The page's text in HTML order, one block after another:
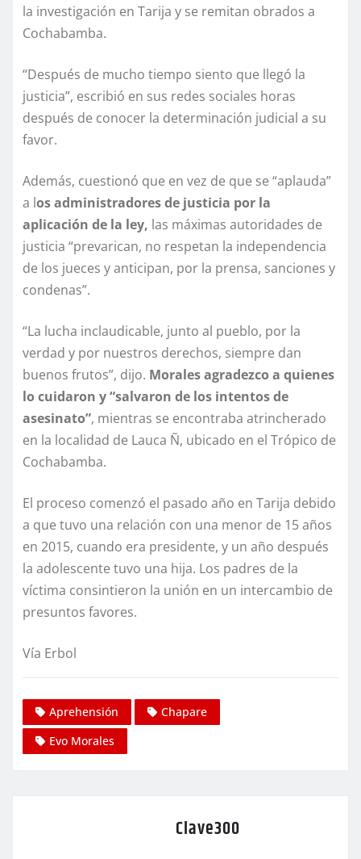
la investigación en Tarija y se remitan obrados a
Cochabamba.
“Después de mucho tiempo siento que llegó la
justicia”, escribió en sus redes sociales horas
después de conocer la determinación judicial a su
favor.
Además, cuestionó que en vez de que se “aplauda”
a los administradores de justicia por la
aplicación de la ley, las máximas autoridades de
justicia “prevarican, no respetan la independencia
de los jueces y anticipan, por la prensa, sanciones y
condenas”.
“La lucha inclaudicable, junto al pueblo, por la
verdad y por nuestros derechos, siempre dan
buenos frutos”, dijo. Morales agradezco a quienes
lo cuidaron y “salvaron de los intentos de
asesinato”, mientras se encontraba atrincherado
en la localidad de Lauca Ñ, ubicado en el Trópico de
Cochabamba.
El proceso comenzó el pasado año en Tarija debido
a que tuvo una relación con una menor de 15 años
en 2015, cuando era presidente, y un año después
la adolescente tuvo una hija. Los padres de la
víctima consintieron la unión en un intercambio de
presuntos favores.
Vía Erbol
Aprehensión
Chapare
Evo Morales
Clave300